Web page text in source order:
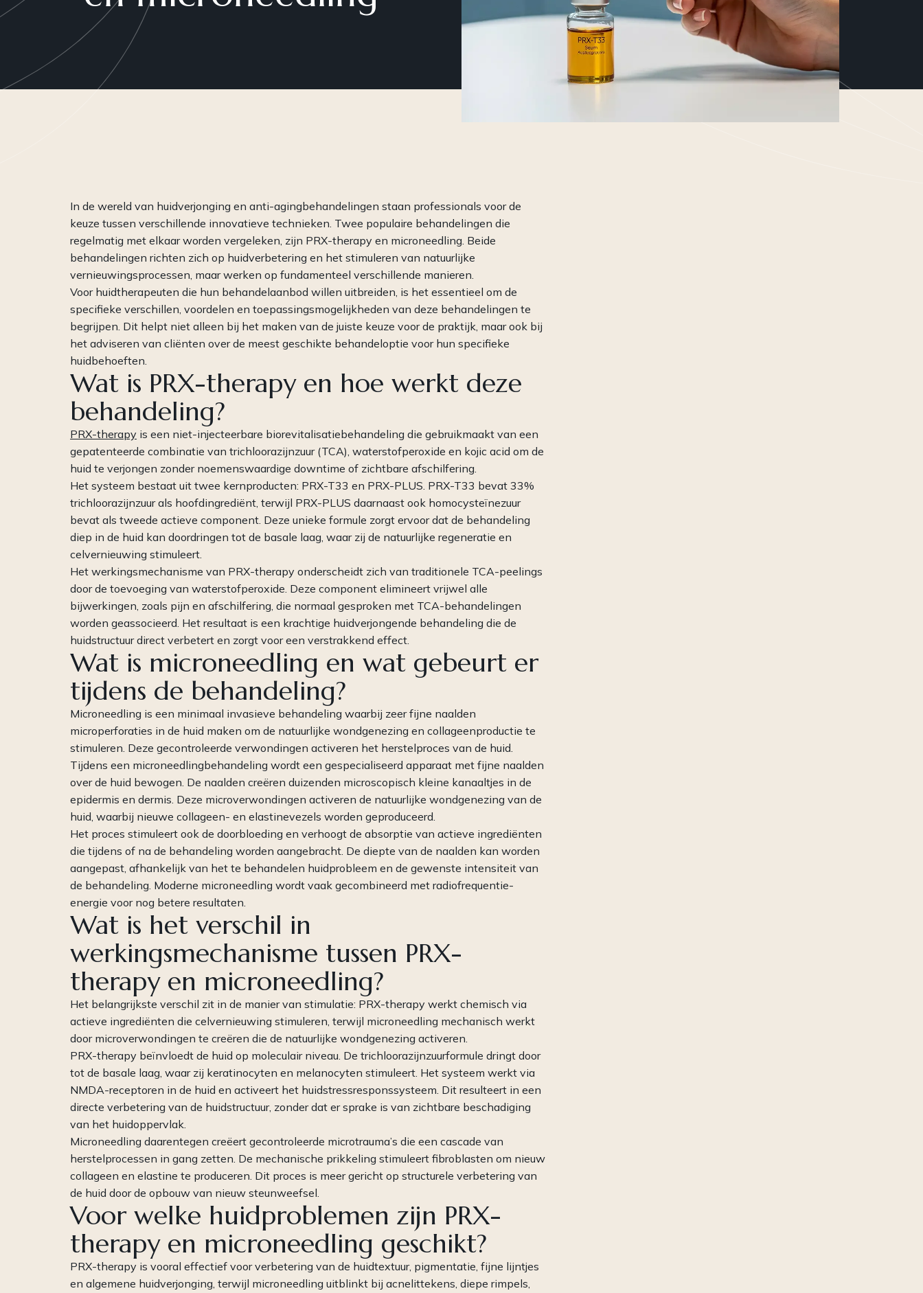
Plasma
RF-Microneedling
Een compleet
Een resultaat gerichte cosmeceutical,
vol actieve ingrediënten, gebaseerd
op clean science. Exclusief voor
(para-)medische huidprofessionals.
Peelings
Skinboosters
In de wereld van huidverjonging en anti-agingbehandelingen staan professionals voor de
keuze tussen verschillende innovatieve technieken. Twee populaire behandelingen die
regelmatig met elkaar worden vergeleken, zijn PRX-therapy en microneedling. Beide
behandelingen richten zich op huidverbetering en het stimuleren van natuurlijke
vernieuwingsprocessen, maar werken op fundamenteel verschillende manieren.
Voor huidtherapeuten die hun behandelaanbod willen uitbreiden, is het essentieel om de
specifieke verschillen, voordelen en toepassingsmogelijkheden van deze behandelingen te
begrijpen. Dit helpt niet alleen bij het maken van de juiste keuze voor de praktijk, maar ook bij
het adviseren van cliënten over de meest geschikte behandeloptie voor hun specifieke
huidbehoeften.
Wat is PRX-therapy en hoe werkt deze
behandeling?
PRX-therapy is een niet-injecteerbare biorevitalisatiebehandeling die gebruikmaakt van een
gepatenteerde combinatie van trichloorazijnzuur (TCA), waterstofperoxide en kojic acid om de
huid te verjongen zonder noemenswaardige downtime of zichtbare afschilfering.
Het systeem bestaat uit twee kernproducten: PRX-T33 en PRX-PLUS. PRX-T33 bevat 33%
trichloorazijnzuur als hoofdingrediënt, terwijl PRX-PLUS daarnaast ook homocysteïnezuur
bevat als tweede actieve component. Deze unieke formule zorgt ervoor dat de behandeling
diep in de huid kan doordringen tot de basale laag, waar zij de natuurlijke regeneratie en
celvernieuwing stimuleert.
Het werkingsmechanisme van PRX-therapy onderscheidt zich van traditionele TCA-peelings
door de toevoeging van waterstofperoxide. Deze component elimineert vrijwel alle
bijwerkingen, zoals pijn en afschilfering, die normaal gesproken met TCA-behandelingen
worden geassocieerd. Het resultaat is een krachtige huidverjongende behandeling die de
huidstructuur direct verbetert en zorgt voor een verstrakkend effect.
Wat is microneedling en wat gebeurt er
tijdens de behandeling?
Microneedling is een minimaal invasieve behandeling waarbij zeer fijne naalden
microperforaties in de huid maken om de natuurlijke wondgenezing en collageenproductie te
stimuleren. Deze gecontroleerde verwondingen activeren het herstelproces van de huid.
Tijdens een microneedlingbehandeling wordt een gespecialiseerd apparaat met fijne naalden
over de huid bewogen. De naalden creëren duizenden microscopisch kleine kanaaltjes in de
epidermis en dermis. Deze microverwondingen activeren de natuurlijke wondgenezing van de
huid, waarbij nieuwe collageen- en elastinevezels worden geproduceerd.
Het proces stimuleert ook de doorbloeding en verhoogt de absorptie van actieve ingrediënten
die tijdens of na de behandeling worden aangebracht. De diepte van de naalden kan worden
aangepast, afhankelijk van het te behandelen huidprobleem en de gewenste intensiteit van
de behandeling. Moderne microneedling wordt vaak gecombineerd met radiofrequentie-
energie voor nog betere resultaten.
Wat is het verschil in
werkingsmechanisme tussen PRX-
therapy en microneedling?
Het belangrijkste verschil zit in de manier van stimulatie: PRX-therapy werkt chemisch via
actieve ingrediënten die celvernieuwing stimuleren, terwijl microneedling mechanisch werkt
door microverwondingen te creëren die de natuurlijke wondgenezing activeren.
PRX-therapy beïnvloedt de huid op moleculair niveau. De trichloorazijnzuurformule dringt door
tot de basale laag, waar zij keratinocyten en melanocyten stimuleert. Het systeem werkt via
NMDA-receptoren in de huid en activeert het huidstressresponssysteem. Dit resulteert in een
directe verbetering van de huidstructuur, zonder dat er sprake is van zichtbare beschadiging
van het huidoppervlak.
Microneedling daarentegen creëert gecontroleerde microtrauma’s die een cascade van
herstelprocessen in gang zetten. De mechanische prikkeling stimuleert fibroblasten om nieuw
collageen en elastine te produceren. Dit proces is meer gericht op structurele verbetering van
de huid door de opbouw van nieuw steunweefsel.
Voor welke huidproblemen zijn PRX-
therapy en microneedling geschikt?
PRX-therapy is vooral effectief voor verbetering van de huidtextuur, pigmentatie, fijne lijntjes
en algemene huidverjonging, terwijl microneedling uitblinkt bij acnelittekens, diepe rimpels,